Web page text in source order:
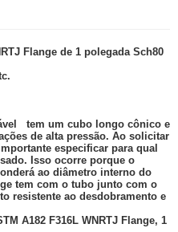
Flange de 1 polegada Sch80
tem um cubo longo cônico e
de alta pressão. Ao solicitar
especificar para qual
Isso ocorre porque o
ao diâmetro interno do
tem com o tubo junto com o
resistente ao desdobramento e
A182 F316L WNRTJ Flange, 1